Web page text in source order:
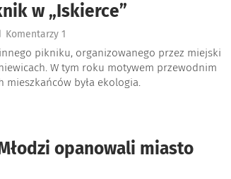
w „Iskierce”
Komentarzy 1
pikniku, organizowanego przez miejski
W tym roku motywem przewodnim
mieszkańców była ekologia.
opanowali miasto